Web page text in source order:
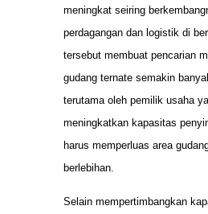
meningkat seiring
perdagangan dan logistik di
tersebut membuat pencarian
gudang ternate semakin
terutama oleh pemilik usaha
meningkatkan kapasitas
harus memperluas area
berlebihan.
Selain mempertimbangkan